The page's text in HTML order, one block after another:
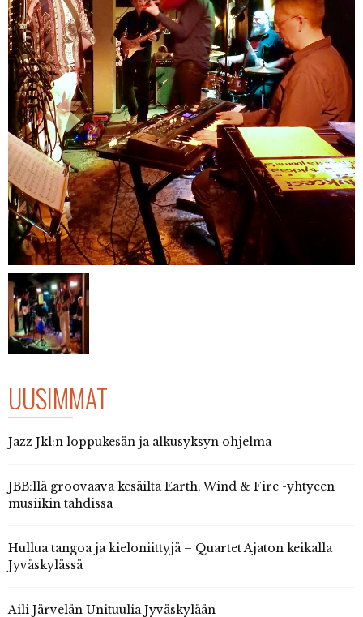
UUSIMMAT
Jazz Jkl:n loppukesän ja alkusyksyn ohjelma
JBB:llä groovaava kesäilta Earth, Wind & Fire -yhtyeen
musiikin tahdissa
Hullua tangoa ja kieloniittyjä – Quartet Ajaton keikalla
Jyväskylässä
Aili Järvelän Unituulia Jyväskylään